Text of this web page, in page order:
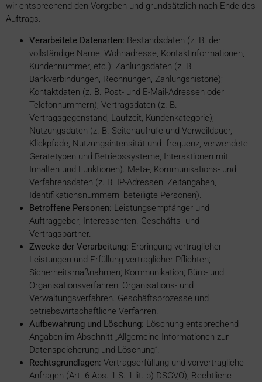
wir entsprechend den Vorgaben und grundsätzlich nach Ende des
Auftrags.
Verarbeitete Datenarten: Bestandsdaten (z. B. der
vollständige Name, Wohnadresse, Kontaktinformationen,
Kundennummer, etc.); Zahlungsdaten (z. B.
Bankverbindungen, Rechnungen, Zahlungshistorie);
Kontaktdaten (z. B. Post- und E-Mail-Adressen oder
Telefonnummern); Vertragsdaten (z. B.
Vertragsgegenstand, Laufzeit, Kundenkategorie);
Nutzungsdaten (z. B. Seitenaufrufe und Verweildauer,
Klickpfade, Nutzungsintensität und -frequenz, verwendete
Gerätetypen und Betriebssysteme, Interaktionen mit
Inhalten und Funktionen). Meta-, Kommunikations- und
Verfahrensdaten (z. B. IP-Adressen, Zeitangaben,
Identifikationsnummern, beteiligte Personen).
Betroffene Personen: Leistungsempfänger und
Auftraggeber; Interessenten. Geschäfts- und
Vertragspartner.
Zwecke der Verarbeitung: Erbringung vertraglicher
Leistungen und Erfüllung vertraglicher Pflichten;
Sicherheitsmaßnahmen; Kommunikation; Büro- und
Organisationsverfahren; Organisations- und
Verwaltungsverfahren. Geschäftsprozesse und
betriebswirtschaftliche Verfahren.
Aufbewahrung und Löschung: Löschung entsprechend
Angaben im Abschnitt „Allgemeine Informationen zur
Datenspeicherung und Löschung“.
Rechtsgrundlagen: Vertragserfüllung und vorvertragliche
Anfragen (Art. 6 Abs. 1 S. 1 lit. b) DSGVO); Rechtliche